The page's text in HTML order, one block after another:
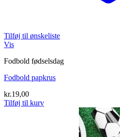
Tilføj til ønskeliste
Vis
Fodbold fødselsdag
Fodbold papkrus
kr.19,00
Tilføj til kurv